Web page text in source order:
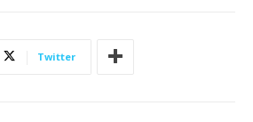
Twitter